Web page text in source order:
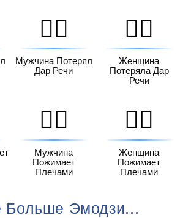
🤦‍♂️
Мужчина Потерял
Дар Речи
🤦‍♀️
Женщина
Потеряла Дар
Речи
🤷‍♂️
Мужчина
Пожимает
Плечами
🤷‍♀️
Женщина
Пожимает
Плечами
Эмодзи...